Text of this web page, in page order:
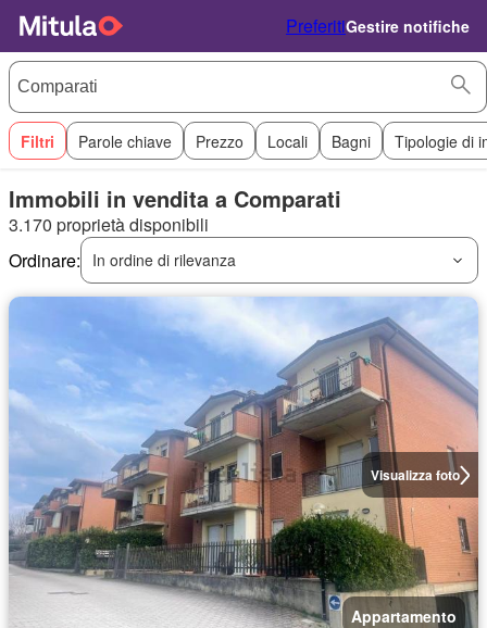
PreferitiGestire notifiche
Filtri Parole chiave Prezzo Locali Bagni Tipologie di
Immobili in vendita a Comparati
3.170 proprietà disponibili
Ordinare:
In ordine di rilevanza
Visualizza foto
Appartamento